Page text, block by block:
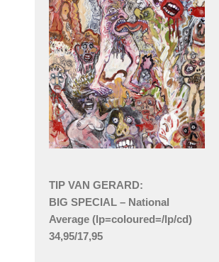
TIP VAN GERARD:
BIG SPECIAL – National
Average (lp=coloured=/lp/cd)
34,95/17,95